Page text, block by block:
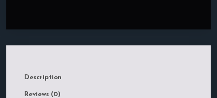
Description
Reviews (0)